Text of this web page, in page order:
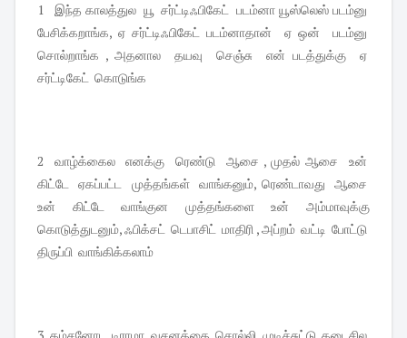
1 இந்த காலத்துல யூ சர்ட்டிஃபிகேட் படம்னா யூஸ்லெஸ் படம்னு
பேசிக்கறாங்க, ஏ சர்ட்டிஃபிகேட் படம்னாதான் ஏ ஒன் படம்னு
சொல்றாங்க , அதனால தயவு செஞ்சு என் படத்துக்கு ஏ
சர்ட்டிகேட் கொடுங்க
2 வாழ்க்கைல எனக்கு ரெண்டு ஆசை , முதல் ஆசை உன்
கிட்டே ஏகப்பட்ட முத்தங்கள் வாங்கனும், ரெண்டாவது ஆசை
உன் கிட்டே வாங்குன முத்தங்களை உன் அம்மாவுக்கு
கொடுத்துடனும், ஃபிக்சட் டெபாசிட் மாதிரி , அப்றம் வட்டி போட்டு
திருப்பி வாங்கிக்கலாம்